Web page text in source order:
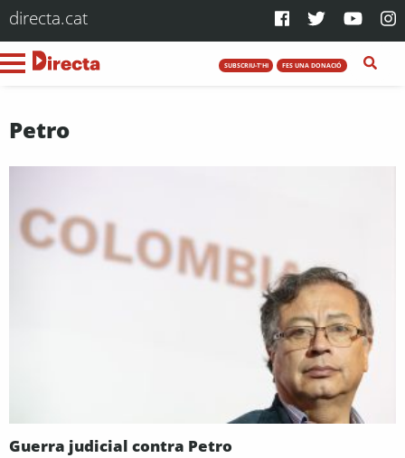
directa.cat
SUBSCRIU-T'HI FES UNA DONACIÓ
Petro
Guerra judicial contra Petro